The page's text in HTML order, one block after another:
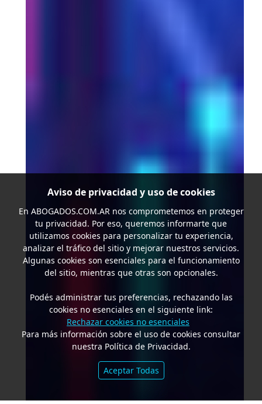
Aviso de privacidad y uso de cookies
En ABOGADOS.COM.ARnos comprometemos en proteger
tu privacidad. Por eso, queremos informarte que
utilizamos cookies para personalizar tu experiencia,
analizar el tráfico del sitio y mejorar nuestros servicios.
Algunas cookies son esenciales para el funcionamiento
del sitio, mientras que otras son opcionales.
Podés administrar tus preferencias, rechazando las
cookies no esenciales en el siguiente link:
Rechazar cookies no esenciales
Para más información sobre el uso de cookies consultar
nuestra Política de Privacidad.
Aceptar Todas